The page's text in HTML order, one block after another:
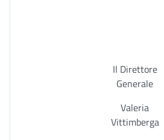
Il Direttore
Generale
Valeria
Vittimberga